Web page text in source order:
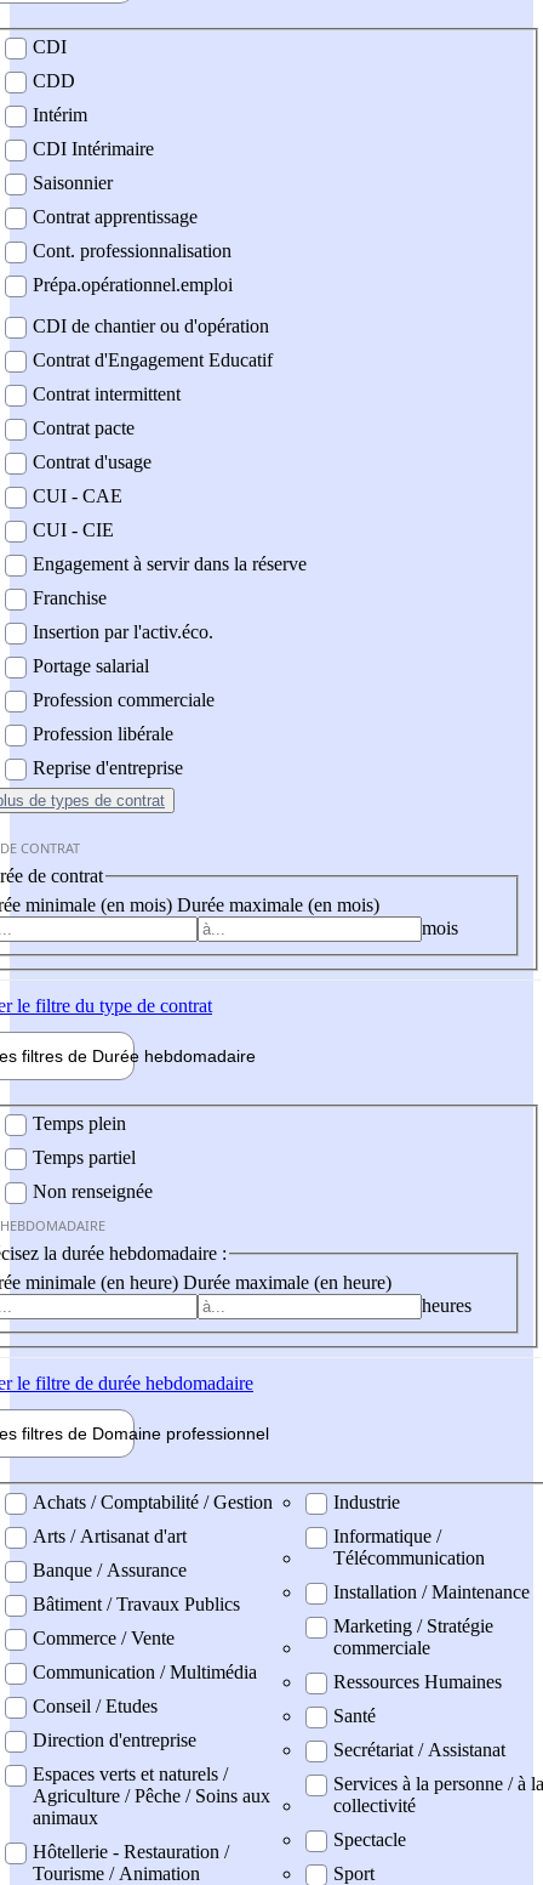
contrat
CDI
CDD
Intérim
CDI Intérimaire
Saisonnier
Contrat apprentissage
Cont. professionnalisation
Prépa.opérationnel.emploi
CDI de chantier ou d'opération
Contrat d'Engagement Educatif
Contrat intermittent
Contrat pacte
Contrat d'usage
CUI - CAE
CUI - CIE
Engagement à servir dans la réserve
Franchise
Insertion par l'activ.éco.
Portage salarial
Profession commerciale
Profession libérale
Reprise d'entreprise
de types de contrat
CONTRAT
de contrat
minimale (en mois) Durée maximale (en mois)
mois
le filtre du type de contrat
filtres de Durée hebdomadaire
Temps plein
Temps partiel
Non renseignée
la durée hebdomadaire :
minimale (en heure) Durée maximale (en heure)
heures
le filtre de durée hebdomadaire
filtres de Domaine professionnel
professionel
Achats / Comptabilité / Gestion
Arts / Artisanat d'art
Banque / Assurance
Bâtiment / Travaux Publics
Commerce / Vente
Communication / Multimédia
Conseil / Etudes
Direction d'entreprise
Espaces verts et naturels /
Agriculture / Pêche / Soins aux
animaux
Hôtellerie - Restauration /
Tourisme / Animation
Industrie
Informatique /
Télécommunication
Installation / Maintenance
Marketing / Stratégie
commerciale
Ressources Humaines
Santé
Secrétariat / Assistanat
Services à la personne / à la
collectivité
Spectacle
Sport